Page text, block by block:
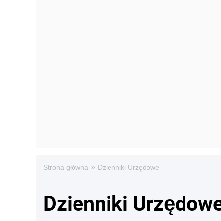
Strona główna » Dzienniki Urzędowe
Dzienniki